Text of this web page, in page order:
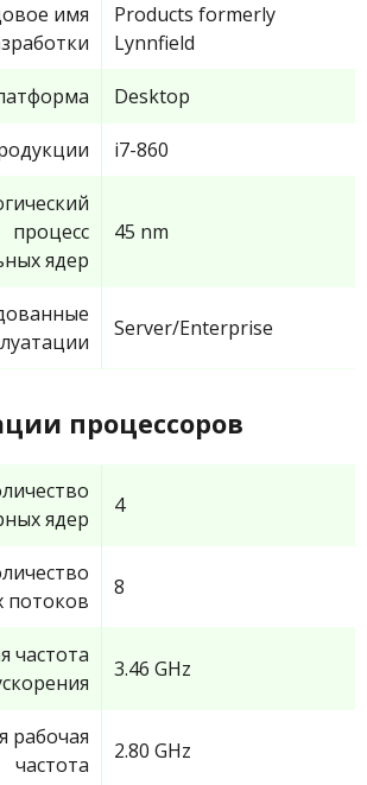
имя
Products formerly
Lynnfield
Desktop
i7-860
процесс
ядер
45 nm
Server/Enterprise
процессоров
ядер
4
потоков
8
частота
3.46 GHz
рабочая
частота
2.80 GHz